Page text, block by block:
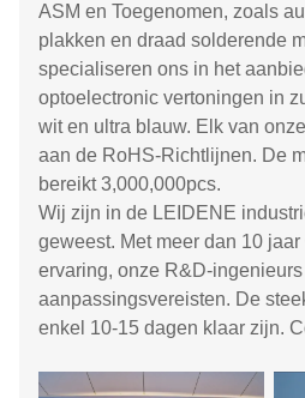
ASM en Toegenomen, zoals
plakken en draad solderende
specialiseren ons in het
optoelectronic vertoningen in
wit en ultra blauw. Elk van
aan de RoHS-Richtlijnen. De
bereikt 3,000,000pcs.
Wij zijn in de LEIDENE
geweest. Met meer dan 10
ervaring, onze R&D-
aanpassingsvereisten. De
enkel 10-15 dagen klaar zijn.